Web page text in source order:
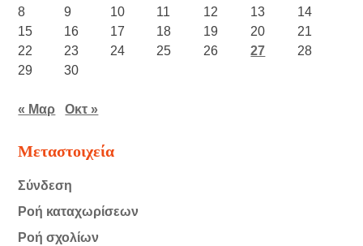
8
9 10 11 12 13
14
15
16 17 18 19 20
21
22
23 24 25 26 27
28
29
30
« Μαρ Οκτ »
Μεταστοιχεία
Σύνδεση
Ροή καταχωρίσεων
Ροή σχολίων